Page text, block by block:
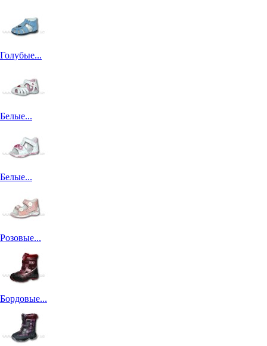
Голубые...
Белые...
Белые...
Розовые...
Бордовые...